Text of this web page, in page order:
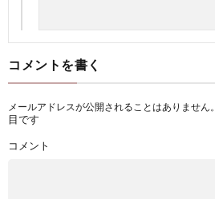
コメントを書く
メールアドレスが公開されることはありません。
目です
コメント